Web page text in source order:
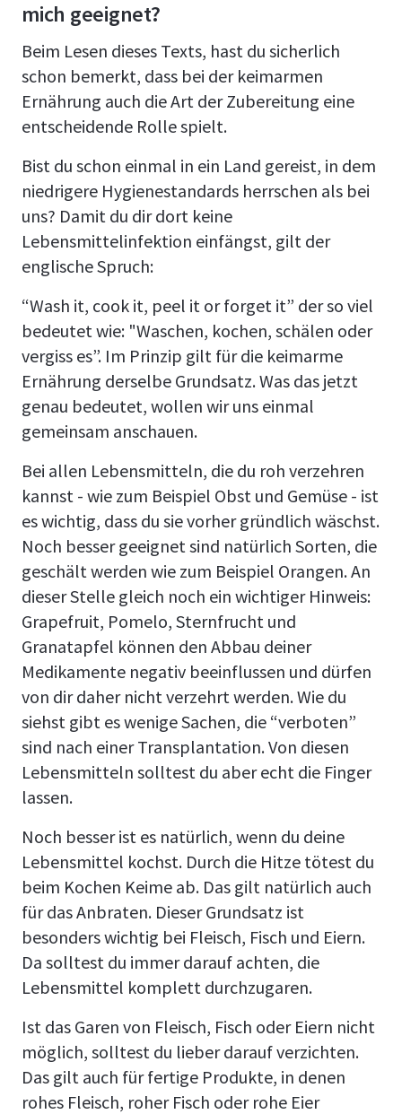
mich geeignet?
Beim Lesen dieses Texts, hast du sicherlich
schon bemerkt, dass bei der keimarmen
Ernährung auch die Art der Zubereitung eine
entscheidende Rolle spielt.
Bist du schon einmal in ein Land gereist, in dem
niedrigere Hygienestandards herrschen als bei
uns? Damit du dir dort keine
Lebensmittelinfektion einfängst, gilt der
englische Spruch:
“Wash it, cook it, peel it or forget it” der so viel
bedeutet wie: "Waschen, kochen, schälen oder
vergiss es”. Im Prinzip gilt für die keimarme
Ernährung derselbe Grundsatz. Was das jetzt
genau bedeutet, wollen wir uns einmal
gemeinsam anschauen.
Bei allen Lebensmitteln, die du roh verzehren
kannst - wie zum Beispiel Obst und Gemüse - ist
es wichtig, dass du sie vorher gründlich wäschst.
Noch besser geeignet sind natürlich Sorten, die
geschält werden wie zum Beispiel Orangen. An
dieser Stelle gleich noch ein wichtiger Hinweis:
Grapefruit, Pomelo, Sternfrucht und
Granatapfel können den Abbau deiner
Medikamente negativ beeinflussen und dürfen
von dir daher nicht verzehrt werden. Wie du
siehst gibt es wenige Sachen, die “verboten”
sind nach einer Transplantation. Von diesen
Lebensmitteln solltest du aber echt die Finger
lassen.
Noch besser ist es natürlich, wenn du deine
Lebensmittel kochst. Durch die Hitze tötest du
beim Kochen Keime ab. Das gilt natürlich auch
für das Anbraten. Dieser Grundsatz ist
besonders wichtig bei Fleisch, Fisch und Eiern.
Da solltest du immer darauf achten, die
Lebensmittel komplett durchzugaren.
Ist das Garen von Fleisch, Fisch oder Eiern nicht
möglich, solltest du lieber darauf verzichten.
Das gilt auch für fertige Produkte, in denen
rohes Fleisch, roher Fisch oder rohe Eier